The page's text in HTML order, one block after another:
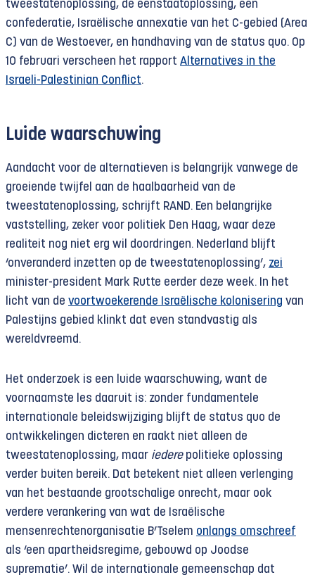
tweestatenoplossing, de éénstaatoplossing, een
confederatie, Israëlische annexatie van het C-gebied (Area
C) van de Westoever, en handhaving van de status quo. Op
10 februari verscheen het rapport Alternatives in the
Israeli-Palestinian Conflict.
Luide waarschuwing
Aandacht voor de alternatieven is belangrijk vanwege de
groeiende twijfel aan de haalbaarheid van de
tweestatenoplossing, schrijft RAND. Een belangrijke
vaststelling, zeker voor politiek Den Haag, waar deze
realiteit nog niet erg wil doordringen. Nederland blijft
‘onveranderd inzetten op de tweestatenoplossing’, zei
minister-president Mark Rutte eerder deze week. In het
licht van de voortwoekerende Israëlische kolonisering van
Palestijns gebied klinkt dat even standvastig als
wereldvreemd.
Het onderzoek is een luide waarschuwing, want de
voornaamste les daaruit is: zonder fundamentele
internationale beleidswijziging blijft de status quo de
ontwikkelingen dicteren en raakt niet alleen de
tweestatenoplossing, maar iederepolitieke oplossing
verder buiten bereik. Dat betekent niet alleen verlenging
van het bestaande grootschalige onrecht, maar ook
verdere verankering van wat de Israëlische
mensenrechtenorganisatie B’Tselem onlangs omschreef
als ‘een apartheidsregime, gebouwd op Joodse
suprematie’. Wil de internationale gemeenschap dat